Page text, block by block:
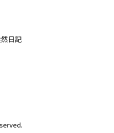
日記